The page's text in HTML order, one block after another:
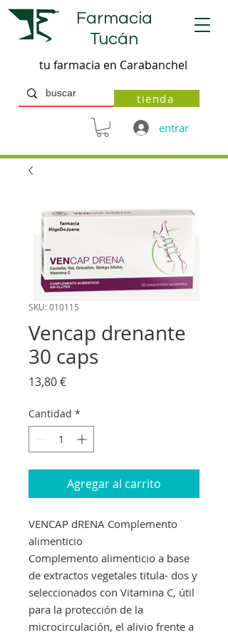
entrar
Farmacia
Tucán
tu farmacia en Carabanchel
tienda
SKU: 010115
Vencap drenante
30 caps
13,80 €Precio
Cantidad *
Agregar al carrito
VENCAP dRENA Complemento
alimenticio
Complemento alimenticio a base
de extractos vegetales titula- dos y
seleccionados con Vitamina C, útil
para la protección de la
microcirculación, el alivio frente a